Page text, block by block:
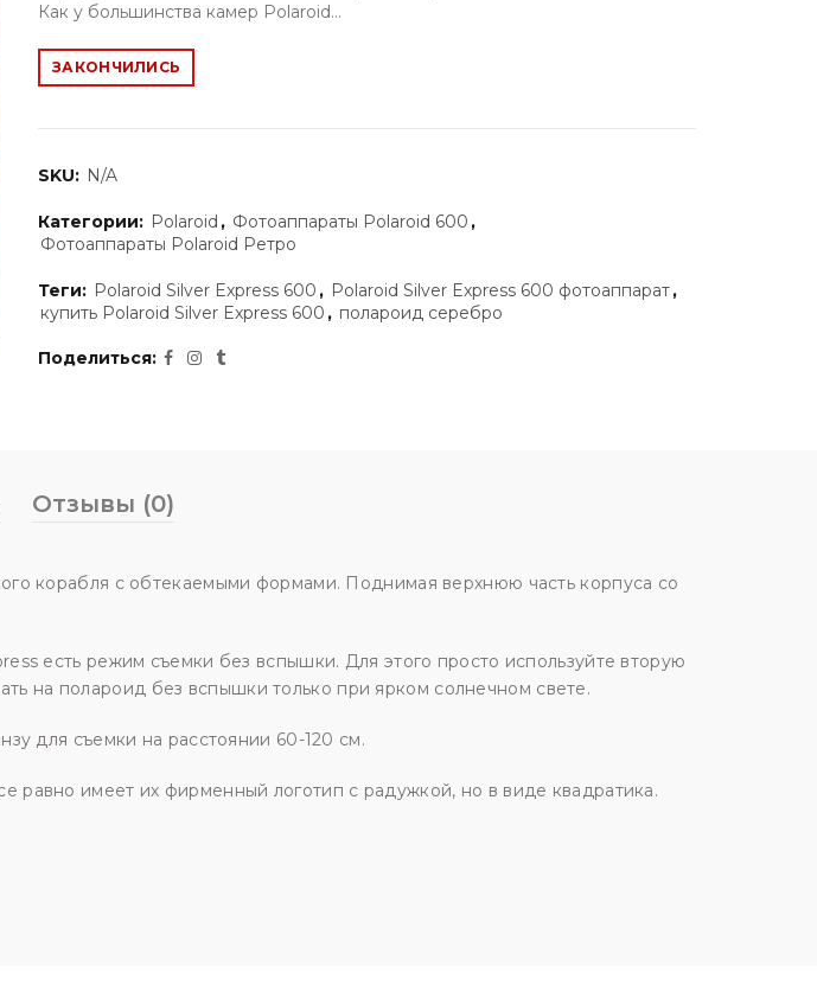
Как у большинства камер Polaroid...
ЗАКОНЧИЛИСЬ
SKU: N/A
Категории: Polaroid , Фотоаппараты Polaroid 600 ,
Фотоаппараты Polaroid Ретро
Теги: Polaroid Silver Express 600 , Polaroid Silver Express 600 фотоаппарат,
купить Polaroid Silver Express 600 , полароид серебро
Поделиться
Отзывы (0)
корабля с обтекаемыми формами. Поднимая верхнюю часть корпуса со
есть режим съемки без вспышки. Для этого просто используйте вторую
на полароид без вспышки только при ярком солнечном свете.
для съемки на расстоянии 60-120 см.
равно имеет их фирменный логотип с радужкой, но в виде квадратика.